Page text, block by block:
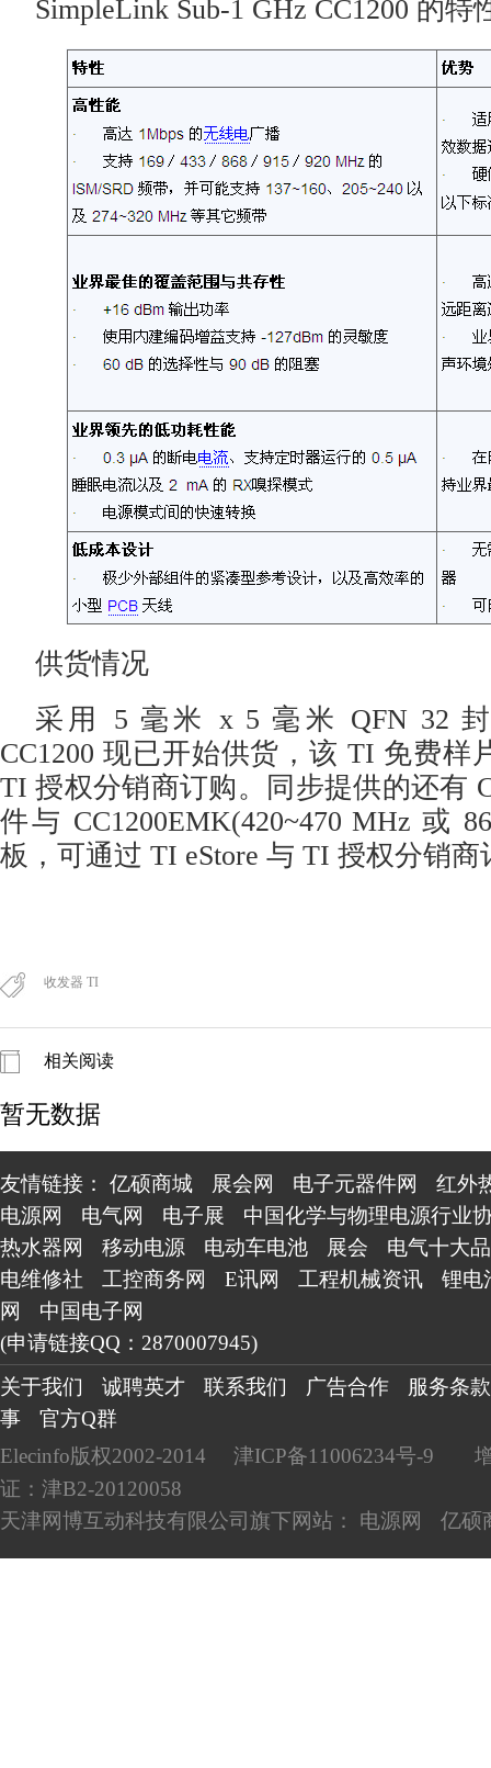
SimpleLink Sub-1 GHz CC1200 的特
供货情况
采用 5 毫米 x 5 毫米 QFN 32
CC1200 现已开始供货，该 TI 免费样
TI 授权分销商订购。同步提供的还有
件与 CC1200EMK(420~470 MHz 或
板，可通过 TI eStore 与 TI 授权分销商
收发器 TI
相关阅读
暂无数据
友情链接： 亿硕商城 展会网 电子元器件网
红外
电源网
电气网 电子展
中国化学与物理电源行业
热水器网
移动电源 电动车电池 展会
电气十大
电维修社
工控商务网 E讯网 工程机械资讯
锂电
网
中国电子网
(申请链接QQ：2870007945)
关于我们
诚聘英才 联系我们 广告合作
服务条款
事
官方Q群
Elecinfo版权2002-2014
津ICP备11006234号-9
证：津B2-20120058
天津网博互动科技有限公司旗下网站： 电源网 亿硕